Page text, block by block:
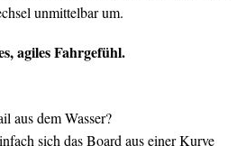
unmittelbar um.
agiles Fahrgefühl.
aus dem Wasser?
sich das Board aus einer Kurve